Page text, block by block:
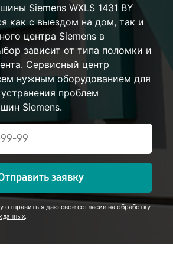
Siemens WXLS 1431 BY
как с выездом на дом, так и
центра Siemens в
зависит от типа поломки и
Сервисный центр
нужным оборудованием для
проблем
Siemens.
заявку
отправить я даю свое согласие на обработку
данных.